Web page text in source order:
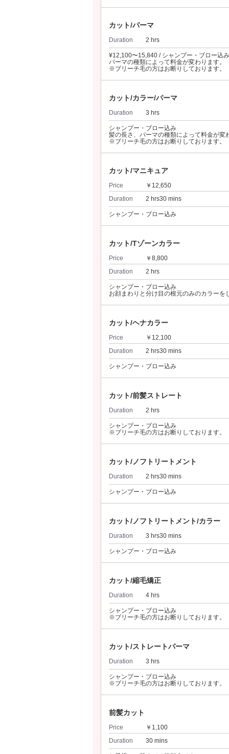
カット/パーマ
Duration 2 hrs
¥12,100〜15,840 / シャンプー・ブロー込み
パーマの種類によって料金が変わります。
※ブリーチ毛の方はお断りしております。
カット/カラー/パーマ
Duration 3 hrs
シャンプー・ブロー込み
髪の長さ、パーマの種類によって料金が変
※ブリーチ毛の方はお断りしております。
カット/マニキュア
Price
￥12,650
Duration
2 hrs30 mins
シャンプー・ブロー込み
カット/Tゾーンカラー
Price
￥8,800
Duration
2 hrs
シャンプー・ブロー込み
お顔まわりと分け目の根元のみのカラーを
カット/ヘナカラー
Price
￥12,100
Duration
2 hrs30 mins
シャンプー・ブロー込み
カット/前髪ストレート
Duration 2 hrs
シャンプー・ブロー込み
※ブリーチ毛の方はお断りしております。
カット/ノフトリートメント
Duration 2 hrs30 mins
シャンプー・ブロー込み
カット/ノフトリートメント/カラー
Duration 3 hrs30 mins
シャンプー・ブロー込み
カット/縮毛矯正
Duration 4 hrs
シャンプー・ブロー込み
※ブリーチ毛の方はお断りしております。
カット/ストレートパーマ
Duration 3 hrs
シャンプー・ブロー込み
※ブリーチ毛の方はお断りしております。
前髪カット
Price
￥1,100
Duration
30 mins